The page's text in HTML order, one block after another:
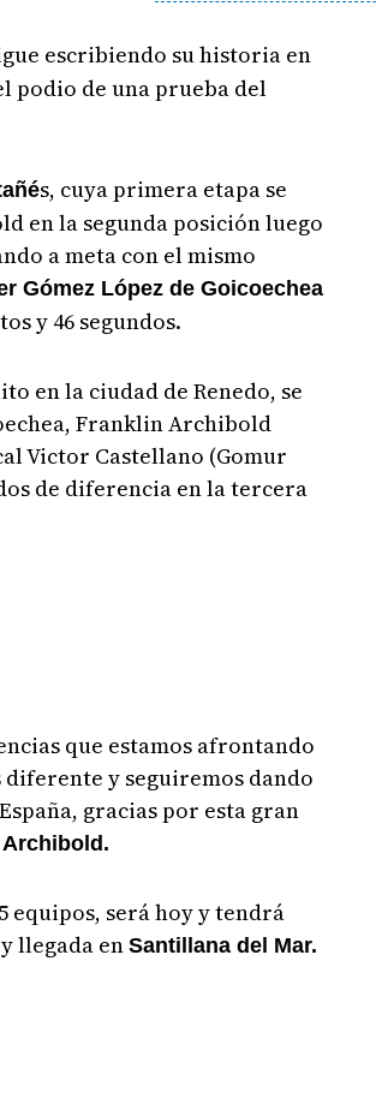
escribiendo su historia en
podio de una prueba del
s, cuya primera etapa se
en la segunda posición luego
a meta con el mismo
Gómez López de Goicoechea
y 46 segundos.
en la ciudad de Renedo, se
Franklin Archibold
Victor Castellano (Gomur
de diferencia en la tercera
que estamos afrontando
y seguiremos dando
gracias por esta gran
Archibold.
equipos, será hoy y tendrá
llegada en Santillana del Mar.